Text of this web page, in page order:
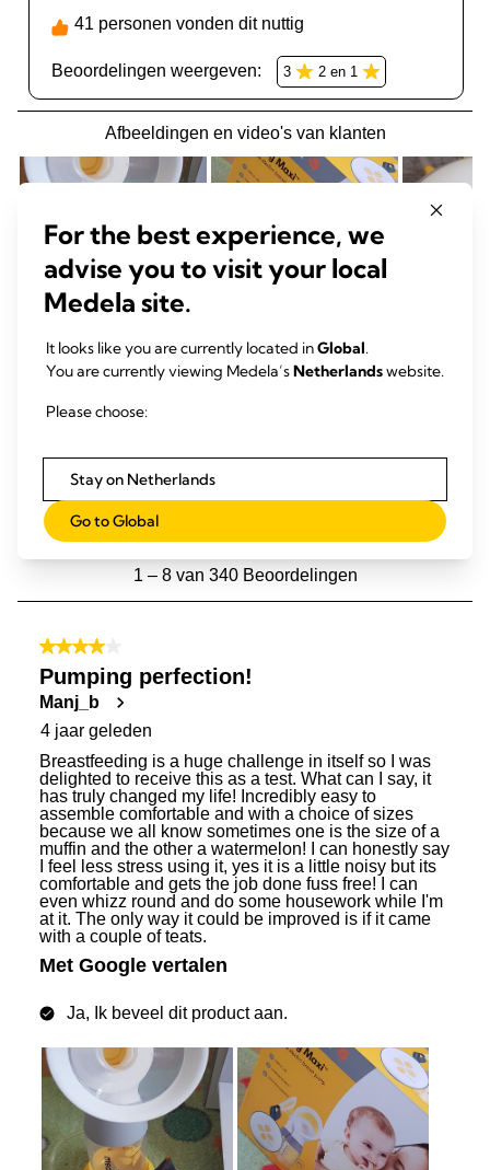
For the best experience, we
advise you to visit your local
Medela site.
It looks like you are currently located inGlobal.
You are currently viewing Medela’sNetherlandswebsite.
Please choose:
Stay on Netherlands
Go to Global